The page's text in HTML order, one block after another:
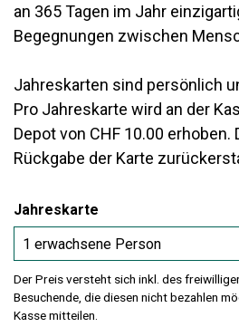
an 365 Tagen im Jahr
Begegnungen zwischen
Jahreskarten sind persönlich
Pro Jahreskarte wird an der
Depot von CHF 10.00 erhoben.
Rückgabe der Karte
Jahreskarte
Der Preis versteht sich inkl. des
Besuchende, die diesen nicht bezahlen
Kasse mitteilen.